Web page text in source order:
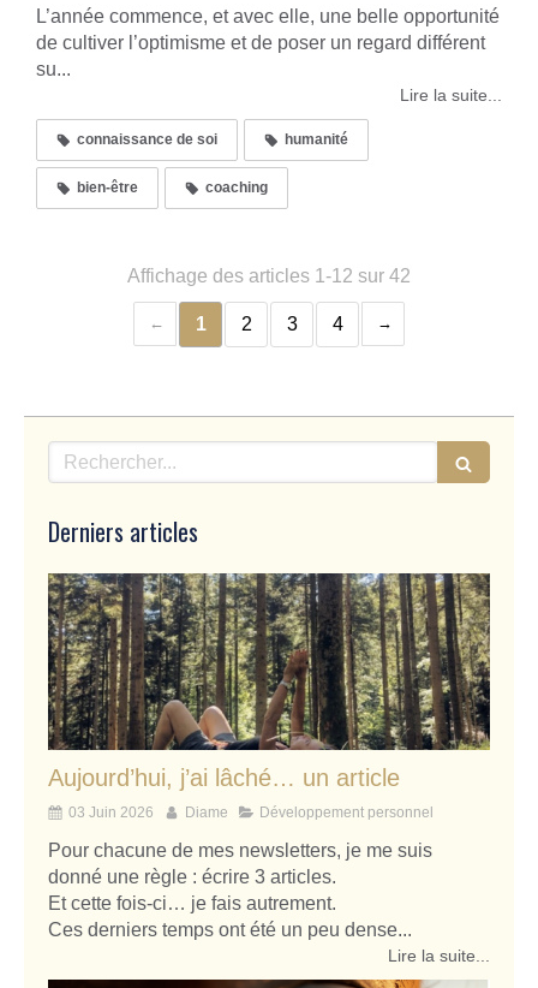
L’année commence, et avec elle, une belle opportunité
de cultiver l’optimisme et de poser un regard différent
su...
Lire la suite...
connaissance de soi humanité
bien-être coaching
Affichage des articles 1-12 sur 42
1 2 3 4
Rechercher
Derniers articles
Aujourd’hui, j’ai lâché… un article
03 Juin 2026 Diame Développement personnel
Pour chacune de mes newsletters, je me suis
donné une règle : écrire 3 articles.
Et cette fois-ci… je fais autrement.
Ces derniers temps ont été un peu dense...
Lire la suite...